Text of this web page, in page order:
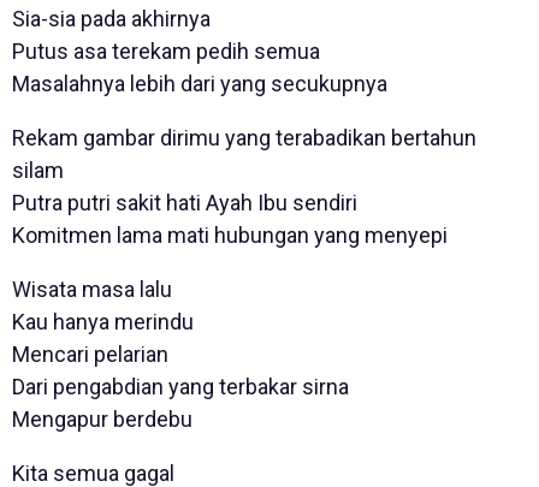
Sia-sia pada akhirnya
Putus asa terekam pedih semua
Masalahnya lebih dari yang secukupnya
Rekam gambar dirimu yang terabadikan bertahun
silam
Putra putri sakit hati Ayah Ibu sendiri
Komitmen lama mati hubungan yang menyepi
Wisata masa lalu
Kau hanya merindu
Mencari pelarian
Dari pengabdian yang terbakar sirna
Mengapur berdebu
Kita semua gagal